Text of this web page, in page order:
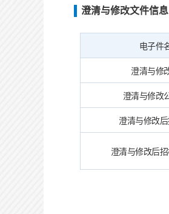
澄清与修改文件信息
电子件
澄清与修
澄清与修改
澄清与修改
澄清与修改后